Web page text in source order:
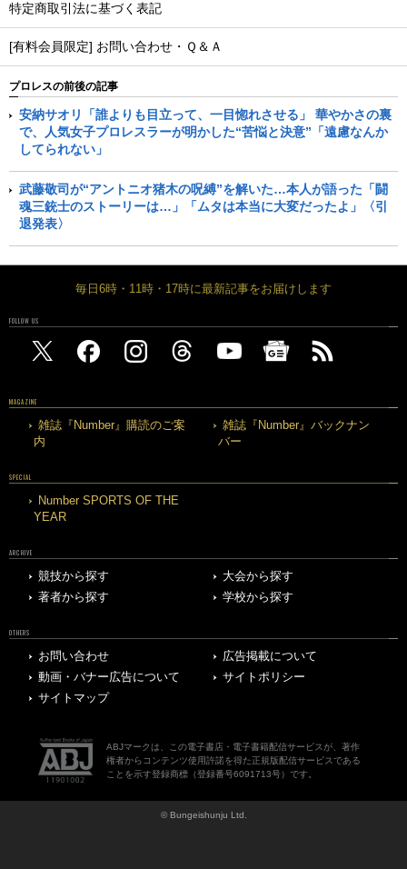
特定商取引法に基づく表記
[有料会員限定] お問い合わせ・Ｑ＆Ａ
プロレスの前後の記事
安納サオリ「誰よりも目立って、一目惚れさせる」 華やかさの裏
で、人気女子プロレスラーが明かした“苦悩と決意”「遠慮なんか
してられない」
武藤敬司が“アントニオ猪木の呪縛”を解いた…本人が語った「闘
魂三銃士のストーリーは…」「ムタは本当に大変だったよ」〈引
退発表〉
毎日6時・11時・17時に最新記事をお届けします
FOLLOW US
MAGAZINE
雑誌『Number』購読のご案
内
雑誌『Number』バックナン
バー
SPECIAL
Number SPORTS OF THE
YEAR
ARCHIVE
競技から探す
大会から探す
著者から探す
学校から探す
OTHERS
お問い合わせ
広告掲載について
動画・バナー広告について
サイトポリシー
サイトマップ
ABJマークは、この電子書店・電子書籍配信サービスが、著作
権者からコンテンツ使用許諾を得た正規版配信サービスである
ことを示す登録商標（登録番号6091713号）です。
© Bungeishunju Ltd.